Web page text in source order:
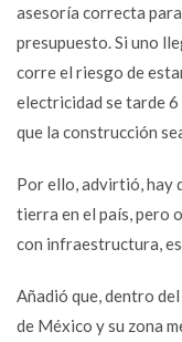
asesoría correcta
presupuesto. Si uno
corre el riesgo de
electricidad se tarde 6
que la construcción
Por ello, advirtió, hay
tierra en el país, pero
con infraestructura,
Añadió que, dentro
de México y su zona